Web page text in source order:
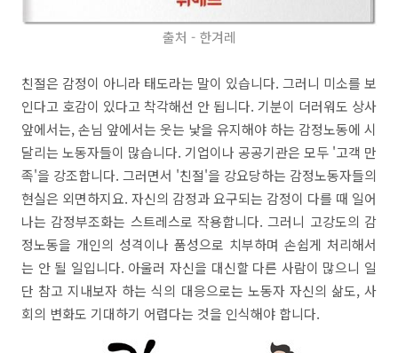
출처 - 한겨레
친절은 감정이 아니라 태도라는 말이 있습니다. 그러니 미소를 보
인다고 호감이 있다고 착각해선 안 됩니다. 기분이 더러워도 상사
앞에서는, 손님 앞에서는 웃는 낯을 유지해야 하는 감정노동에 시
달리는 노동자들이 많습니다. 기업이나 공공기관은 모두 '고객 만
족'을 강조합니다. 그러면서 '친절'을 강요당하는 감정노동자들의
현실은 외면하지요. 자신의 감정과 요구되는 감정이 다를 때 일어
나는 감정부조화는 스트레스로 작용합니다. 그러니 고강도의 감
정노동을 개인의 성격이나 품성으로 치부하며 손쉽게 처리해서
는 안 될 일입니다. 아울러 자신을 대신할 다른 사람이 많으니 일
단 참고 지내보자 하는 식의 대응으로는 노동자 자신의 삶도, 사
회의 변화도 기대하기 어렵다는 것을 인식해야 합니다.